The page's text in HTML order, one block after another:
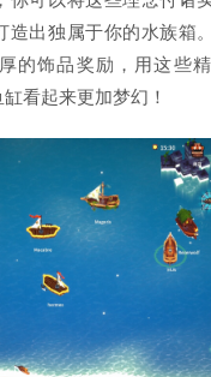
造出独属于你的水族箱
的饰品奖励，用这些
看起来更加梦幻！